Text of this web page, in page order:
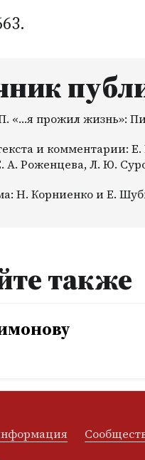
«…я прожил жизнь»:
и комментарии:
А. Роженцева, Л. Ю.
Н. Корниенко и Е.
также